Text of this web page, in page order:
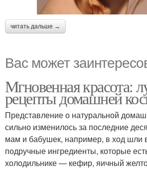
читать дальше →
Вас может
Мгновенная красота:
рецепты домашней
Представление о натуральной
сильно изменилось за последние
мам и бабушек, например, в ход шли
подручные ингредиенты, которые
холодильнике — кефир, яичный